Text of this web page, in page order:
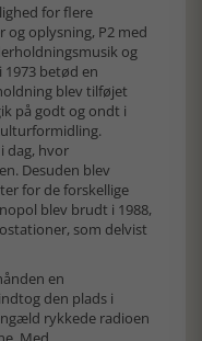
for flere
og oplysning, P2 med
og
1973 betød en
blev tilføjet
på godt og ondt i
dag, hvor
Desuden blev
for de forskellige
blev brudt i 1988,
som delvist
en
den plads i
rykkede radioen